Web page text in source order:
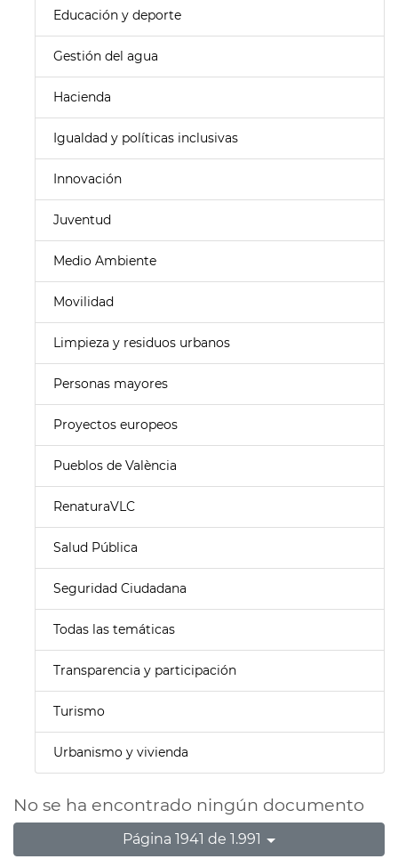
Educación y deporte
Gestión del agua
Hacienda
Igualdad y políticas inclusivas
Innovación
Juventud
Medio Ambiente
Movilidad
Limpieza y residuos urbanos
Personas mayores
Proyectos europeos
Pueblos de València
RenaturaVLC
Salud Pública
Seguridad Ciudadana
Todas las temáticas
Transparencia y participación
Turismo
Urbanismo y vivienda
No se ha encontrado ningún documento
Página 1941 de 1.991